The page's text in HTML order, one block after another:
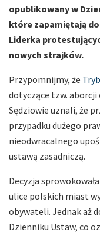
opublikowany w
które zapamiętają
Liderka
nowych strajków.
Przypomnijmy, że
dotyczące tzw. aborcji
Sędziowie uznali, że
przypadku dużego
nieodwracalnego
ustawą zasadniczą.
Decyzja
ulice polskich miast
obywateli. Jednak aż
Dzienniku Ustaw, co